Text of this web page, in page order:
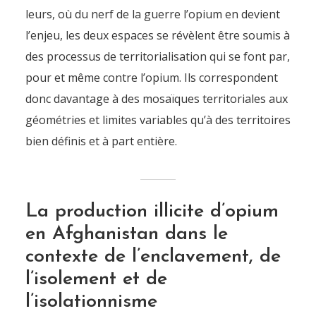
leurs, où du nerf de la guerre l’opium en devient
l’enjeu, les deux espaces se révèlent être soumis à
des processus de territorialisation qui se font par,
pour et même contre l’opium. Ils correspondent
donc davantage à des mosaïques territoriales aux
géométries et limites variables qu’à des territoires
bien définis et à part entière.
La production illicite d’opium
en Afghanistan dans le
contexte de l’enclavement, de
l’isolement et de
l’isolationnisme